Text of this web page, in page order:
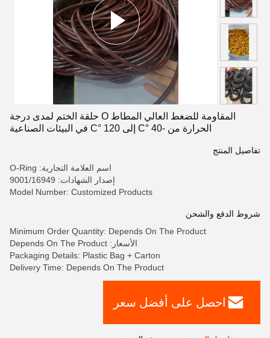
المقاومة للضغط العالي المطاط O حلقة الختم لمدى درجة
الحرارة من -40 °C إلى 120 °C في البيئات الصناعية
تفاصيل المنتج
اسم العلامة التجارية: O-Ring
إصدار الشهادات: 9001/16949
Model Number: Customized Products
شروط الدفع والشحن
Minimum Order Quantity: Depends On The Product
الأسعار: Depends On The Product
Packaging Details: Plastic Bag + Carton
Delivery Time: Depends On The Product
احصل على أفضل سعر